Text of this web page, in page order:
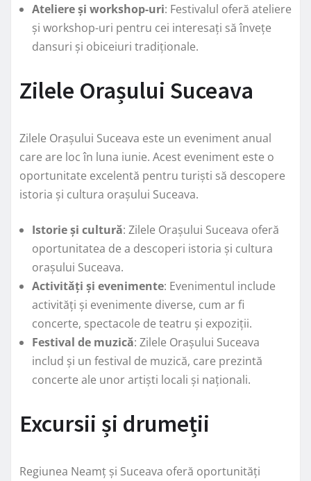
Ateliere și workshop-uri: Festivalul oferă ateliere
și workshop-uri pentru cei interesați să învețe
dansuri și obiceiuri tradiționale.
Zilele Orașului Suceava
Zilele Orașului Suceava este un eveniment anual
care are loc în luna iunie. Acest eveniment este o
oportunitate excelentă pentru turiști să descopere
istoria și cultura orașului Suceava.
Istorie și cultură: Zilele Orașului Suceava oferă
oportunitatea de a descoperi istoria și cultura
orașului Suceava.
Activități și evenimente: Evenimentul include
activități și evenimente diverse, cum ar fi
concerte, spectacole de teatru și expoziții.
Festival de muzică: Zilele Orașului Suceava
includ și un festival de muzică, care prezintă
concerte ale unor artiști locali și naționali.
Excursii și drumeții
Regiunea Neamț și Suceava oferă oportunități